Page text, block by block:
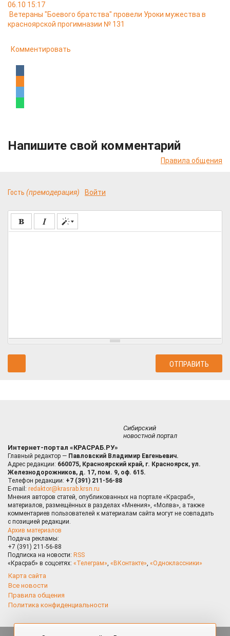
06.10 15:17
Ветераны "Боевого братства" провели Уроки мужества в
красноярской прогимназии № 131
Комментировать
Напишите свой комментарий
Правила общения
Гость (премодерация) Войти
Сибирский
новостной портал
Интернет-портал «КРАСРАБ.РУ»
Главный редактор — Павловский Владимир Евгеньевич.
Адрес редакции: 660075, Красноярский край, г. Красноярск, ул.
Железнодорожников, д. 17, пом. 9, оф. 615.
Телефон редакции: +7 (391) 211-56-88
E-mail: redaktor@krasrab.krsn.ru
Мнения авторов статей, опубликованных на портале «Красраб»,
материалов, размещённых в разделах «Мнения», «Молва», а также
комментариев пользователей к материалам сайта могут не совпадать
с позицией редакции.
Архив материалов
Подача рекламы:
+7 (391) 211-56-88
Подписка на новости: RSS
«Красраб» в соцсетях: «Телеграм», «ВКонтакте», «Одноклассники»
Карта сайта
Все новости
Правила общения
Политика конфиденциальности